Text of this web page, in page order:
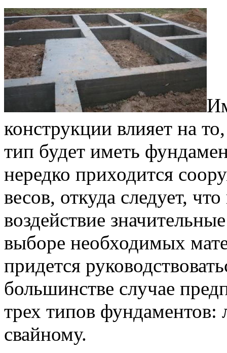
конструкции влияет на
тип будет иметь
нередко приходится
весов, откуда следует,
воздействие
выборе необходимых
придется
большинстве случае
трех типов фундаментов:
свайному.